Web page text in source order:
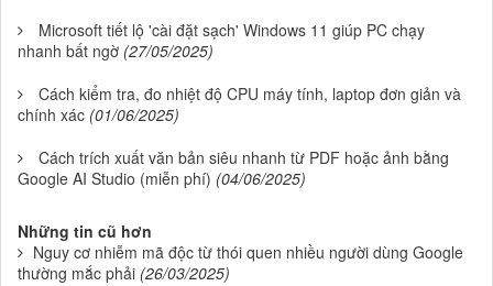
Microsoft tiết lộ 'cài đặt sạch' Windows 11 giúp PC chạy
nhanh bất ngờ (27/05/2025)
Cách kiểm tra, đo nhiệt độ CPU máy tính, laptop đơn giản và
chính xác (01/06/2025)
Cách trích xuất văn bản siêu nhanh từ PDF hoặc ảnh bằng
Google AI Studio (miễn phí) (04/06/2025)
Những tin cũ hơn
Nguy cơ nhiễm mã độc từ thói quen nhiều người dùng Google
thường mắc phải (26/03/2025)